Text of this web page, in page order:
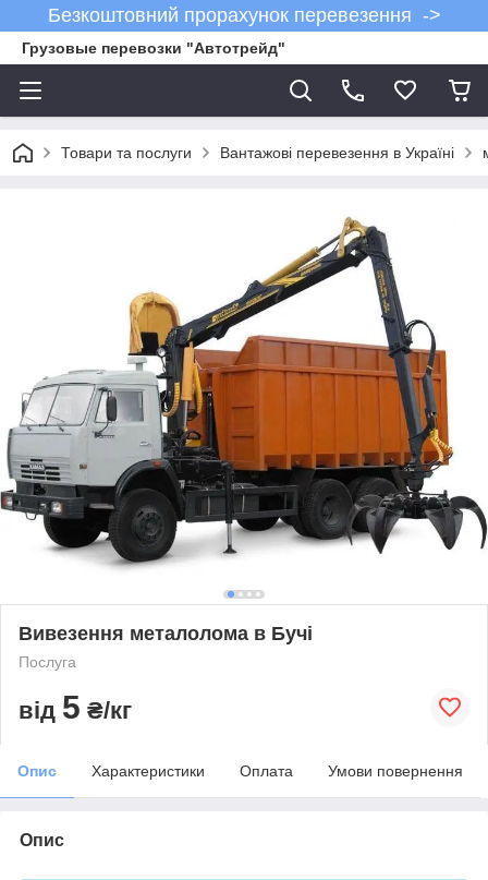
Безкоштовний прорахунок перевезення ->
Грузовые перевозки "Автотрейд"
Товари та послуги Вантажові перевезення в Україні
Вивезення металолома в Бучі
Послуга
від 5 ₴/кг
Опис Характеристики Оплата Умови повернення
Опис